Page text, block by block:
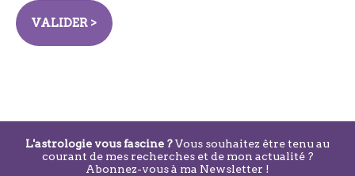
VALIDER >
L'astrologie vous fascine ?Vous souhaitez être tenu au
courant de mes recherches et de mon actualité ?
Abonnez-vous à ma Newsletter !